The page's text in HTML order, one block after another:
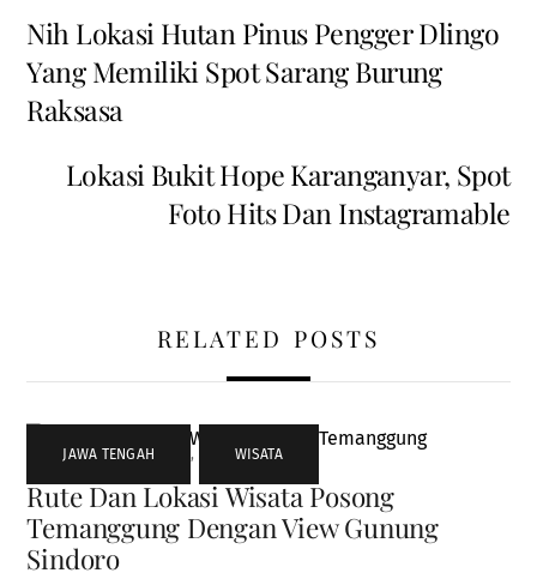
Nih Lokasi Hutan Pinus Pengger Dlingo
Yang Memiliki Spot Sarang Burung
Raksasa
Lokasi Bukit Hope Karanganyar, Spot
Foto Hits Dan Instagramable
RELATED POSTS
JAWA TENGAH , WISATA
Rute Dan Lokasi Wisata Posong
Temanggung Dengan View Gunung
Sindoro